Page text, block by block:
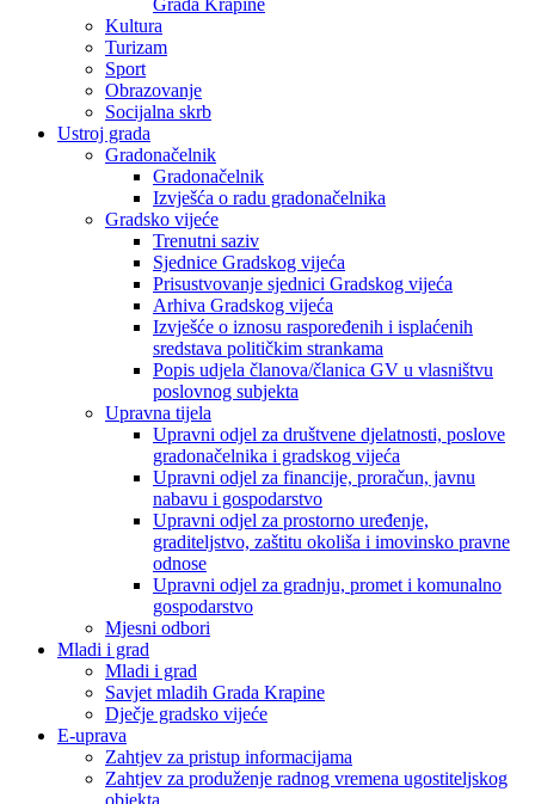
Kultura
Turizam
Sport
Obrazovanje
Socijalna skrb
Ustroj grada
Gradonačelnik
Gradonačelnik
Izvješća o radu gradonačelnika
Gradsko vijeće
Trenutni saziv
Sjednice Gradskog vijeća
Prisustvovanje sjednici Gradskog vijeća
Arhiva Gradskog vijeća
Izvješće o iznosu raspoređenih i isplaćenih
sredstava političkim strankama
Popis udjela članova/članica GV u vlasništvu
poslovnog subjekta
Upravna tijela
Upravni odjel za društvene djelatnosti, poslove
gradonačelnika i gradskog vijeća
Upravni odjel za financije, proračun, javnu
nabavu i gospodarstvo
Upravni odjel za prostorno uređenje,
graditeljstvo, zaštitu okoliša i imovinsko pravne
odnose
Upravni odjel za gradnju, promet i komunalno
gospodarstvo
Mjesni odbori
Mladi i grad
Mladi i grad
Savjet mladih Grada Krapine
Dječje gradsko vijeće
E-uprava
Zahtjev za pristup informacijama
Zahtjev za produženje radnog vremena ugostiteljskog
objekta